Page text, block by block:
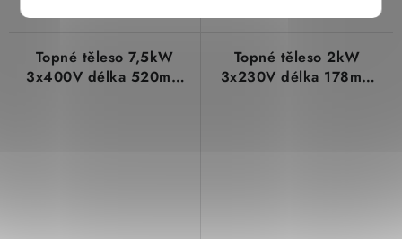
Topné těleso 7,5kW
3x400V délka 520mm
Topné těleso 2kW
3x230V délka 178mm